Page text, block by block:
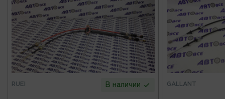
RUEI В наличии GALLANT